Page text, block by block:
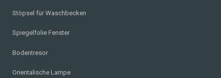
Stöpsel für Waschbecken
Spiegelfolie Fenster
Bodentresor
Orientalische Lampe